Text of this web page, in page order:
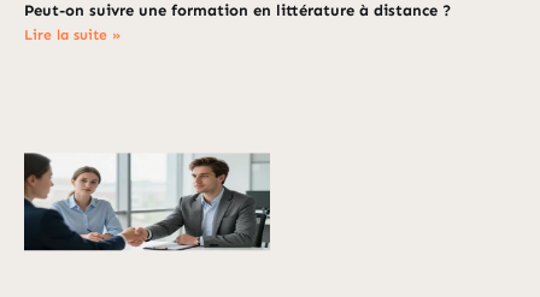
Peut-on suivre une formation en littérature à distance ?
Lire la suite »